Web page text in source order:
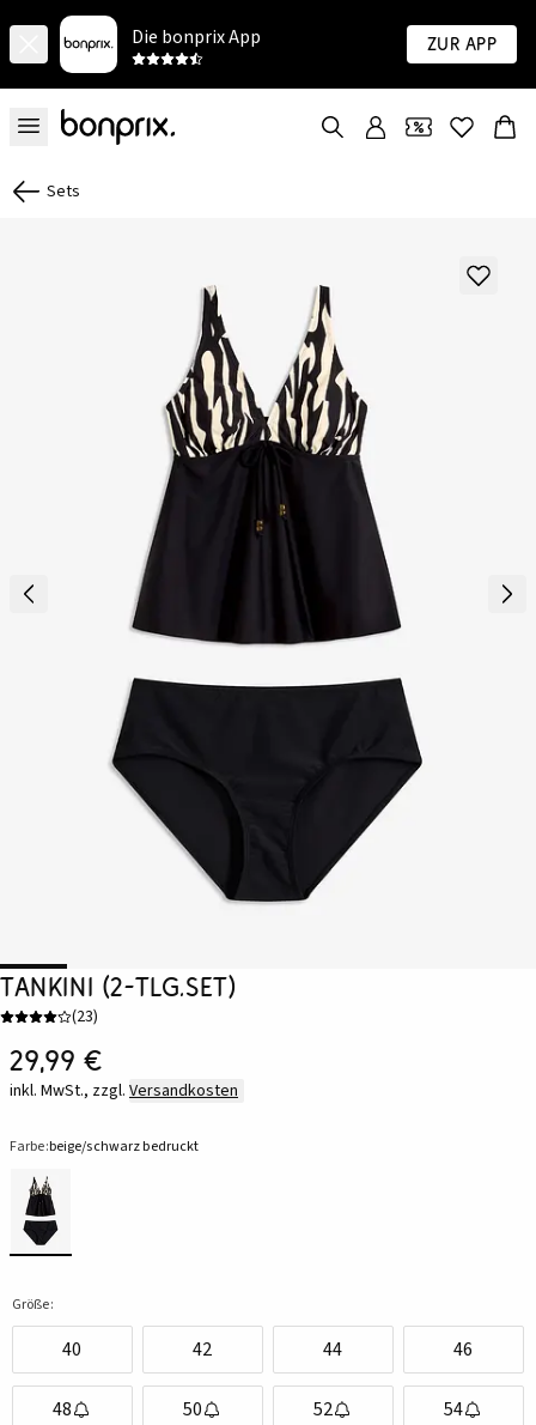
Die bonprix App Zur App
Sets
Tankini (2-tlg.Set)
(23)
29,99 €
inkl. MwSt., zzgl. Versandkosten
Farbe:beige/schwarz bedruckt
Größe:
40 42 44 46
48 50 52 54